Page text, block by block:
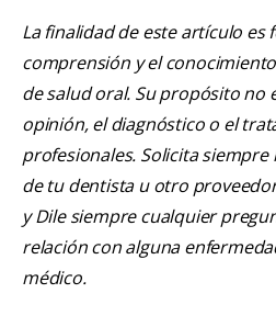
La finalidad de este artículo es
comprensión y el
de salud oral. Su propósito no
opinión, el diagnóstico o el
profesionales. Solicita
de tu dentista u otro
y Dile siempre cualquier
relación con alguna
médico.